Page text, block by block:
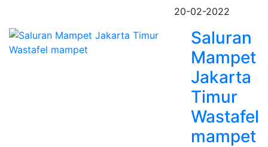
20-02-2022
Saluran
Mampet
Jakarta
Timur
Wastafel
mampet